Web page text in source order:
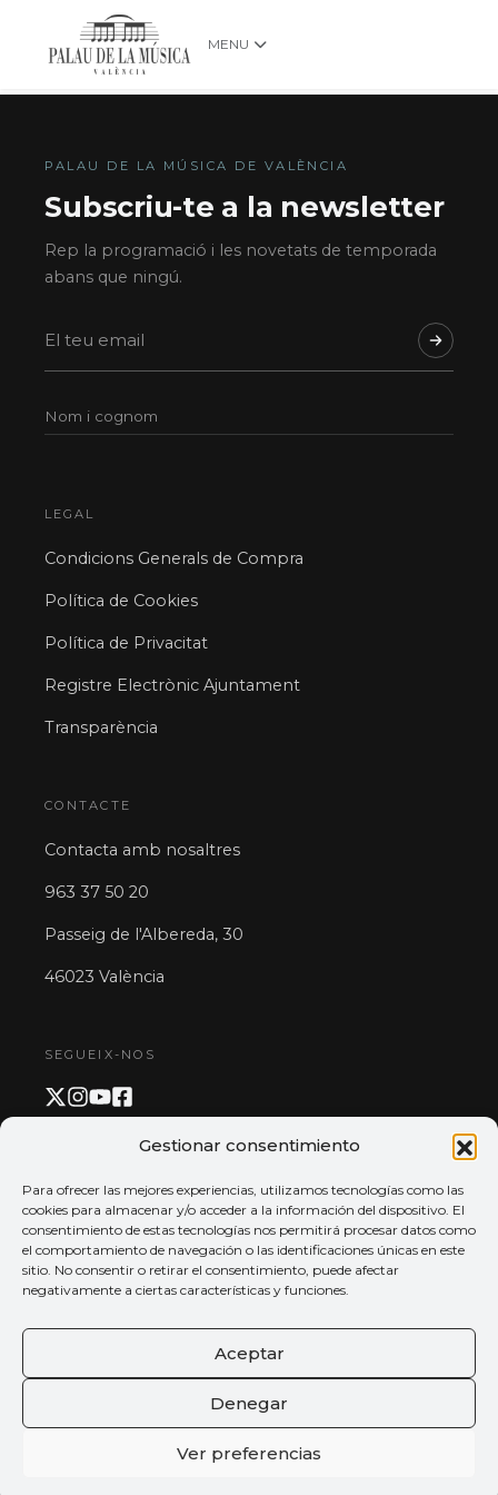
Gestionar consentimiento
Para ofrecer las mejores experiencias, utilizamos tecnologías como las
cookies para almacenar y/o acceder a la información del dispositivo. El
consentimiento de estas tecnologías nos permitirá procesar datos como
el comportamiento de navegación o las identificaciones únicas en este
sitio. No consentir o retirar el consentimiento, puede afectar
negativamente a ciertas características y funciones.
Aceptar
Denegar
Ver preferencias
MENU
PALAU DE LA MÚSICA DE VALÈNCIA
Subscriu-te a la newsletter
Rep la programació i les novetats de temporada
abans que ningú.
LEGAL
Condicions Generals de Compra
Política de Cookies
Política de Privacitat
Registre Electrònic Ajuntament
Transparència
CONTACTE
Contacta amb nosaltres
963 37 50 20
Passeig de l'Albereda, 30
46023 València
SEGUEIX-NOS
PAGAMENT I APP
© 2026 Tots els drets reservatsPalau de la música de València